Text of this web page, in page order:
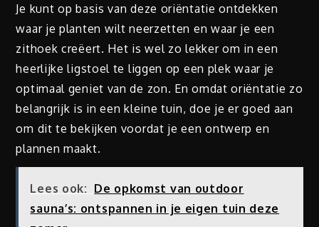
Je kunt op basis van deze oriëntatie ontdekken
waar je planten wilt neerzetten en waar je een
zithoek creëert. Het is wel zo lekker om in een
heerlijke ligstoel te liggen op een plek waar je
optimaal geniet van de zon. En omdat oriëntatie zo
belangrijk is in een kleine tuin, doe je er goed aan
om dit te bekijken voordat je een ontwerp en
plannen maakt.
Lees ook: De opkomst van outdoor
sauna’s: ontspannen in je eigen tuin deze